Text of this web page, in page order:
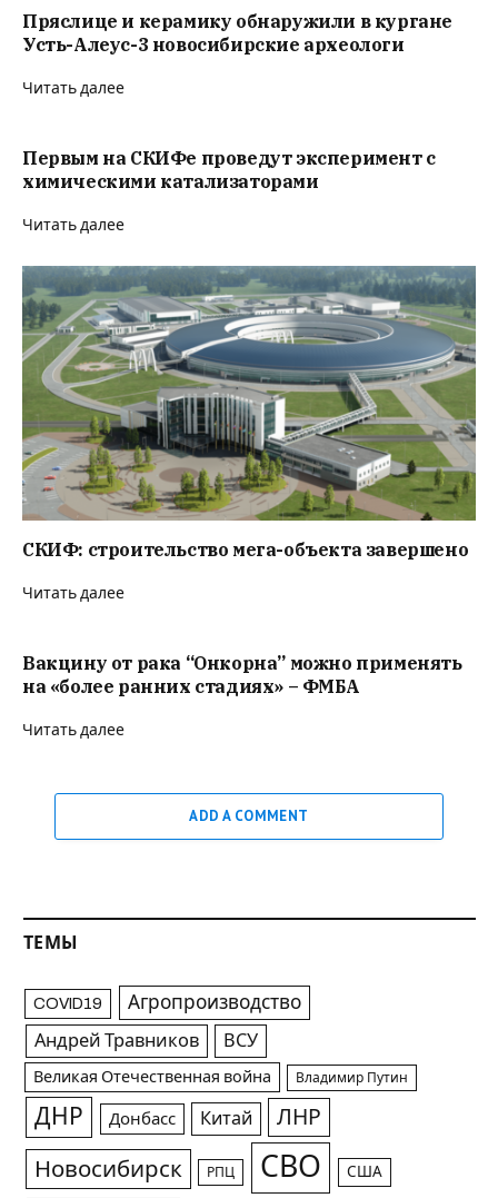
Пряслице и керамику обнаружили в кургане
Усть-Алеус-3 новосибирские археологи
Читать далее
Первым на СКИФе проведут эксперимент с
химическими катализаторами
Читать далее
СКИФ: строительство мега-объекта завершено
Читать далее
Вакцину от рака “Онкорна” можно применять
на «более ранних стадиях» – ФМБА
Читать далее
ADD A COMMENT
ТЕМЫ
COVID19 Агропроизводство
Андрей Травников ВСУ
Великая Отечественная война Владимир Путин
ДНР Донбасс Китай ЛНР
Новосибирск РПЦ СВО США